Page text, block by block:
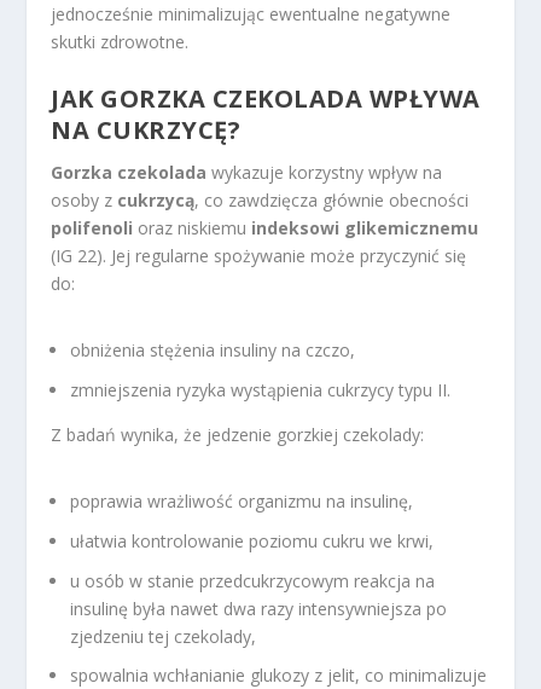
jednocześnie minimalizując ewentualne negatywne
skutki zdrowotne.
JAK GORZKA CZEKOLADA WPŁYWA
NA CUKRZYCĘ?
Gorzka czekolada wykazuje korzystny wpływ na
osoby z cukrzycą, co zawdzięcza głównie obecności
polifenoli oraz niskiemu indeksowi glikemicznemu
(IG 22). Jej regularne spożywanie może przyczynić się
do:
obniżenia stężenia insuliny na czczo,
zmniejszenia ryzyka wystąpienia cukrzycy typu II.
Z badań wynika, że jedzenie gorzkiej czekolady:
poprawia wrażliwość organizmu na insulinę,
ułatwia kontrolowanie poziomu cukru we krwi,
u osób w stanie przedcukrzycowym reakcja na
insulinę była nawet dwa razy intensywniejsza po
zjedzeniu tej czekolady,
spowalnia wchłanianie glukozy z jelit, co minimalizuje